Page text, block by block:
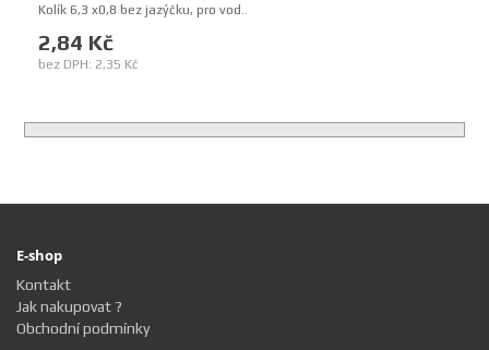
Kolík 6,3 x0,8 bez jazýčku, pro vod..
2,84 Kč
bez DPH: 2,35 Kč
E-shop
Kontakt
Jak nakupovat ?
Obchodní podmínky